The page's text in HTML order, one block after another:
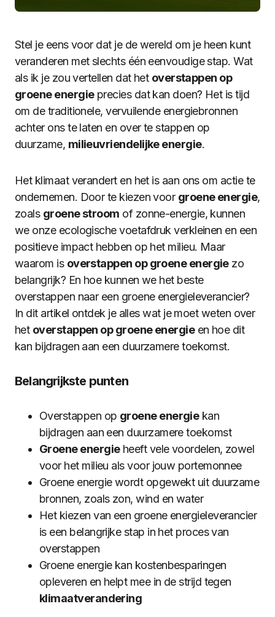
Stel je eens voor dat je de wereld om je heen kunt
veranderen met slechts één eenvoudige stap. Wat
als ik je zou vertellen dat het overstappen op
groene energieprecies dat kan doen? Het is tijd
om de traditionele, vervuilende energiebronnen
achter ons te laten en over te stappen op
duurzame, milieuvriendelijke energie.
Het klimaat verandert en het is aan ons om actie te
ondernemen. Door te kiezen voor groene energie,
zoals groene stroom of zonne-energie, kunnen
we onze ecologische voetafdruk verkleinen en een
positieve impact hebben op het milieu. Maar
waarom is overstappen op groene energiezo
belangrijk? En hoe kunnen we het beste
overstappen naar een groene energieleverancier?
In dit artikel ontdek je alles wat je moet weten over
het overstappen op groene energieen hoe dit
kan bijdragen aan een duurzamere toekomst.
Belangrijkste punten
Overstappen op groene energiekan
bijdragen aan een duurzamere toekomst
Groene energieheeft vele voordelen, zowel
voor het milieu als voor jouw portemonnee
Groene energie wordt opgewekt uit duurzame
bronnen, zoals zon, wind en water
Het kiezen van een groene energieleverancier
is een belangrijke stap in het proces van
overstappen
Groene energie kan kostenbesparingen
opleveren en helpt mee in de strijd tegen
klimaatverandering